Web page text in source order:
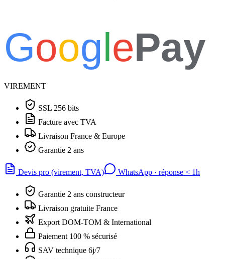
GooglePay
VIREMENT
SSL 256 bits
Facture avec TVA
Livraison France & Europe
Garantie 2 ans
Devis pro (virement, TVA) WhatsApp · réponse < 1h
Garantie 2 ans constructeur
Livraison gratuite France
Export DOM-TOM & International
Paiement 100 % sécurisé
SAV technique 6j/7